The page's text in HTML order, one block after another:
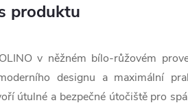
produktu
v něžném bílo-růžovém
designu a maximální
útulné a bezpečné útočiště pro